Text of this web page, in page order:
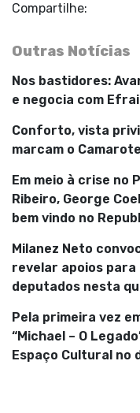
Compartilhe:
Outras Notícias
Nos bastidores:
e negocia com
Conforto, vista
marcam o
Em meio à crise no
Ribeiro, George
bem vindo no
Milanez Neto
revelar apoios para
deputados nesta
Pela primeira vez
“Michael – O
Espaço Cultural no